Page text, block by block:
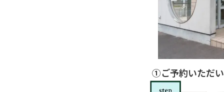
①ご予約いただ